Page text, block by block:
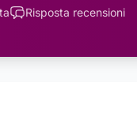
Risposta recensioni